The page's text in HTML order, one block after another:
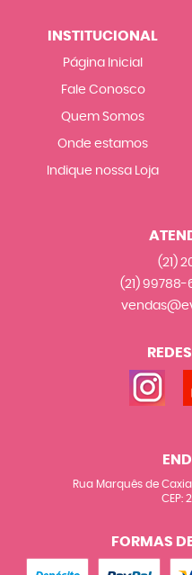
INSTITUCIONAL
Página Inicial
Fale Conosco
Quem Somos
Onde estamos
Indique nossa Loja
(21)
(21) 99788-
Rua Marquês de
CEP:
FORMAS